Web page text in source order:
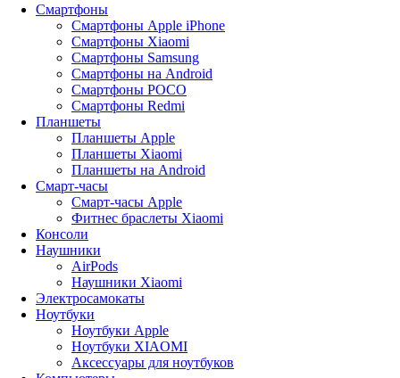
Смартфоны
Смартфоны Apple iPhone
Смартфоны Хiaomi
Смартфоны Samsung
Смартфоны на Android
Смартфоны POCO
Смартфоны Redmi
Планшеты
Планшеты Apple
Планшеты Xiaomi
Планшеты на Android
Смарт-часы
Смарт-часы Apple
Фитнес браслеты Xiaomi
Консоли
Наушники
AirPods
Наушники Xiaomi
Электросамокаты
Ноутбуки
Ноутбуки Apple
Ноутбуки XIAOMI
Аксессуары для ноутбуков